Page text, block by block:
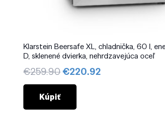
Klarstein Beersafe XL, chladnička, 60 l,
D, sklenené dvierka, nehrdzavejúca oceľ
€259.90Pôvodná
cena
€259.90.
€220.92Aktuálna
Kúpiť